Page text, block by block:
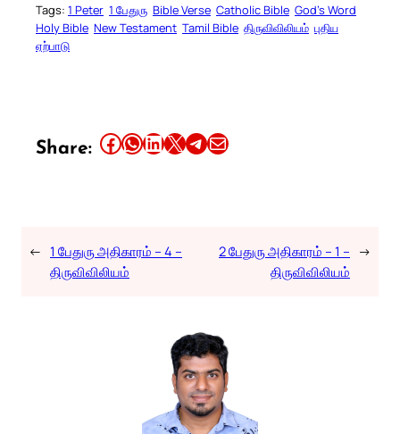
Tags: 1 Peter 1 பேதுரு Bible Verse Catholic Bible God’s Word
Holy Bible New Testament Tamil Bible திருவிவிலியம் புதிய
ஏற்பாடு
Share: Share this article on Facebook Share this article on WhatsApp Share this article on LinkedIn Share this article on X Share this article on TelegramEmail this Article
← 1 பேதுரு அதிகாரம் – 4 –
திருவிவிலியம்
2 பேதுரு அதிகாரம் – 1 –
திருவிவிலியம்
→